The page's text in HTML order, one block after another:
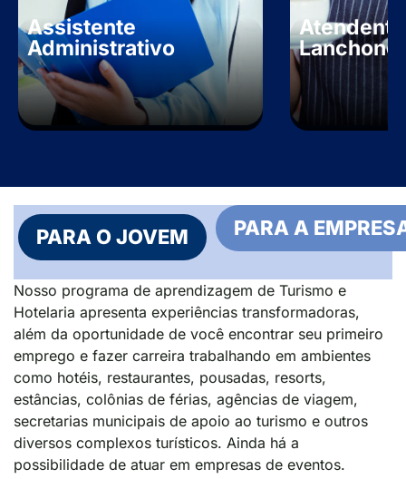
Assistente
Administrativo
PARA O JOVEM PARA A
Nosso programa de aprendizagem de Turismo e
Hotelaria apresenta experiências transformadoras,
além da oportunidade de você encontrar seu primeiro
emprego e fazer carreira trabalhando em ambientes
como hotéis, restaurantes, pousadas, resorts,
estâncias, colônias de férias, agências de viagem,
secretarias municipais de apoio ao turismo e outros
diversos complexos turísticos. Ainda há a
possibilidade de atuar em empresas de eventos.